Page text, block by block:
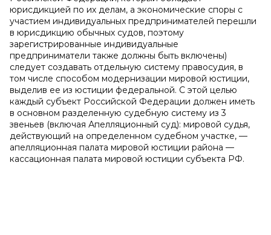
юрисдикцией по их делам, а экономические споры с
участием индивидуальных предпринимателей перешли
в юрисдикцию обычных судов, поэтому
зарегистрированные индивидуальные
предприниматели также должны быть включены)
следует создавать отдельную систему правосудия, в
том числе способом модернизации мировой юстиции,
выделив ее из юстиции федеральной. С этой целью
каждый субъект Российской Федерации должен иметь
в основном разделенную судебную систему из 3
звеньев (включая Апелляционный суд): мировой судья,
действующий на определенном судебном участке, —
апелляционная палата мировой юстиции района —
кассационная палата мировой юстиции субъекта РФ.